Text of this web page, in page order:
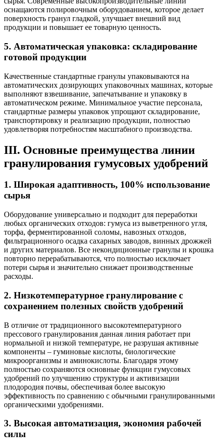
оснащаются полировочным оборудованием, которое делает
поверхность гранул гладкой, улучшает внешний вид
продукции и повышает ее товарную ценность.
5. Автоматическая упаковка: складирование
готовой продукции
Качественные стандартные гранулы упаковываются на
автоматических дозирующих упаковочных машинах, которые
выполняют взвешивание, запечатывание и упаковку в
автоматическом режиме. Минимальное участие персонала,
стандартные размеры упаковок упрощают складирование,
транспортировку и реализацию продукции, полностью
удовлетворяя потребностям масштабного производства.
III. Основные преимущества линии
гранулирования гумусовых удобрений
1. Широкая адаптивность, 100% использование
сырья
Оборудование универсально и подходит для переработки
любых органических отходов: гумуса из выветренного угля,
торфа, ферментированной соломы, навозных отходов,
фильтрационного осадка сахарных заводов, винных дрожжей
и других материалов. Все некондиционные гранулы и крошка
повторно перерабатываются, что полностью исключает
потери сырья и значительно снижает производственные
расходы.
2. Низкотемпературное гранулирование с
сохранением полезных свойств удобрений
В отличие от традиционного высокотемпературного
прессового гранулирования данная линия работает при
нормальной и низкой температуре, не разрушая активные
компоненты – гуминовые кислоты, биологические
микроорганизмы и аминокислоты. Благодаря этому
полностью сохраняются основные функции гумусовых
удобрений по улучшению структуры и активизации
плодородия почвы, обеспечивая более высокую
эффективность по сравнению с обычными гранулированными
органическими удобрениями.
3. Высокая автоматизация, экономия рабочей
силы